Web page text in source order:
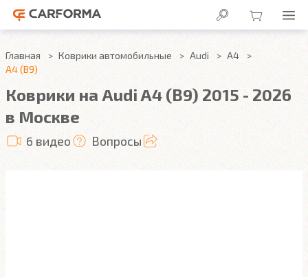
Главная Коврики автомобильные Audi
A4
A4 (B9)
Коврики на Audi A4 (B9) 2015 - 2026
в Москве
6 видео Вопросы